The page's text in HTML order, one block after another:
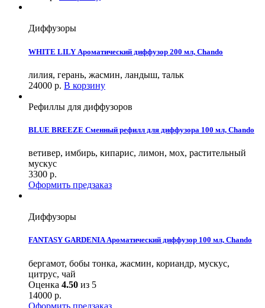
Диффузоры
WHITE LILY Ароматический диффузор 200 мл, Chando
лилия, герань, жасмин, ландыш, тальк
24000 р. В корзину
Рефиллы для диффузоров
BLUE BREEZE Сменный рефилл для диффузора 100 мл, Chando
ветивер, имбирь, кипарис, лимон, мох, растительный
мускус
3300 р.
Оформить предзаказ
Диффузоры
FANTASY GARDENIA Ароматический диффузор 100 мл, Chando
бергамот, бобы тонка, жасмин, кориандр, мускус,
цитрус, чай
Оценка 4.50 из 5
14000 р.
Оформить предзаказ